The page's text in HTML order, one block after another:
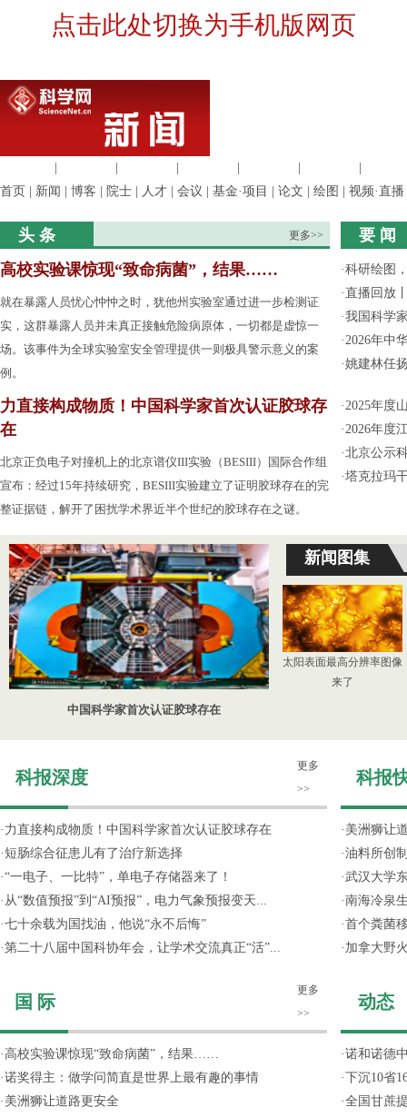
点击此处切换为手机版网页
首页
新闻 博客 院士 人才 会议 基金·项目 论文 绘图 视频·直播
头 条 更多>>
高校实验课惊现“致命病菌”，结果……
就在暴露人员忧心忡忡之时，犹他州实验室通过进一步检测证
实，这群暴露人员并未真正接触危险病原体，一切都是虚惊一
场。该事件为全球实验室安全管理提供一则极具警示意义的案
例。
力直接构成物质！中国科学家首次认证胶球存
在
北京正负电子对撞机上的北京谱仪III实验（BESIII）国际合作组
宣布：经过15年持续研究，BESIII实验建立了证明胶球存在的完
整证据链，解开了困扰学术界近半个世纪的胶球存在之谜。
要 闻
·科研绘图
·直播回放
·我国科学
·2026年中
·姚建林任
·2025年度
·2026年度
·北京公示
·塔克拉玛
中国科学家首次认证胶球存在
新闻图集
太阳表面最高分辨率图像
来了
科报深度
更多
>>
· 力直接构成物质！中国科学家首次认证胶球存在
· 短肠综合征患儿有了治疗新选择
·“一电子、一比特”，单电子存储器来了！
· 从“数值预报”到“AI预报”，电力气象预报变天...
·七十余载为国找油，他说“永不后悔”
·第二十八届中国科协年会，让学术交流真正“活”...
国 际
更多
>>
· 高校实验课惊现“致命病菌”，结果……
·诺奖得主：做学问简直是世界上最有趣的事情
· 美洲狮让道路更安全
科报
· 美洲狮让
·油料所创
·武汉大学
·南海冷泉
·首个粪菌
· 加拿大野
动态
·诺和诺德
·下沉10省
·全国甘蔗